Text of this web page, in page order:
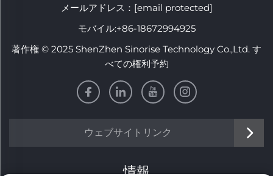
メールアドレス： [email protected]
モバイル:+86-18672994925
著作権 © 2025 ShenZhen Sinorise Technology Co.,Ltd. す
べての権利予約
ウェブサイトリンク
情報